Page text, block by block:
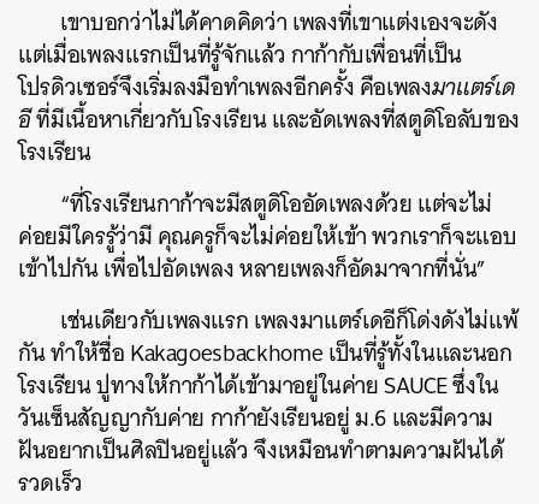
เขาบอกว่าไม่ได้คาดคิดว่า เพลงที่เขาแต่งเองจะดัง
แต่เมื่อเพลงแรกเป็นที่รู้จักแล้ว กาก้ากับเพื่อนที่เป็น
โปรดิวเซอร์จึงเริ่มลงมือทำเพลงอีกครั้ง คือเพลงมาแตร์เด
อีที่มีเนื้อหาเกี่ยวกับโรงเรียน และอัดเพลงที่สตูดิโอลับของ
โรงเรียน
“ที่โรงเรียนกาก้าจะมีสตูดิโออัดเพลงด้วย แต่จะไม่
ค่อยมีใครรู้ว่ามี คุณครูก็จะไม่ค่อยให้เข้า พวกเราก็จะแอบ
เข้าไปกัน เพื่อไปอัดเพลง หลายเพลงก็อัดมาจากที่นั่น”
เช่นเดียวกับเพลงแรก เพลงมาแตร์เดอีก็โด่งดังไม่แพ้
กัน ทำให้ชื่อ Kakagoesbackhome เป็นที่รู้ทั้งในและนอก
โรงเรียน ปูทางให้กาก้าได้เข้ามาอยู่ในค่าย SAUCE ซึ่งใน
วันเซ็นสัญญากับค่าย กาก้ายังเรียนอยู่ ม.6 และมีความ
ฝันอยากเป็นศิลปินอยู่แล้ว จึงเหมือนทำตามความฝันได้
รวดเร็ว